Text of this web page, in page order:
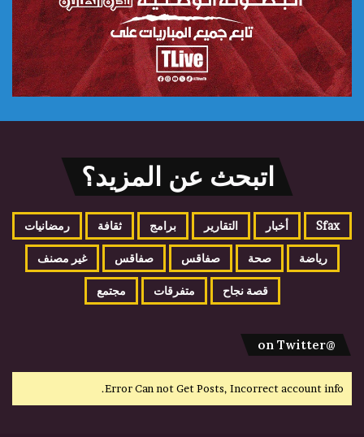
اتبحث عن المزيد؟
Sfax أخبار التقارير برامج ثقافة رمضانيات
رياضة صحة صفاقس صفاقس غير مصنف
قصة نجاح متفرقات مجتمع
@on Twitter
Error Can not Get Posts, Incorrect account info.